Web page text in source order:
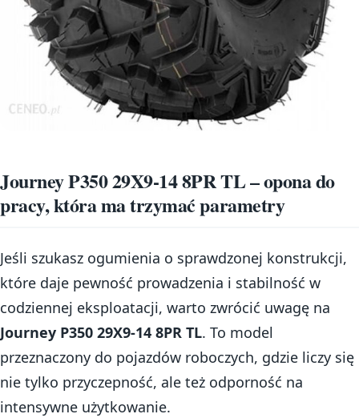
Journey P350 29X9-14 8PR TL – opona do
pracy, która ma trzymać parametry
Jeśli szukasz ogumienia o sprawdzonej konstrukcji,
które daje pewność prowadzenia i stabilność w
codziennej eksploatacji, warto zwrócić uwagę na
Journey P350 29X9-14 8PR TL. To model
przeznaczony do pojazdów roboczych, gdzie liczy się
nie tylko przyczepność, ale też odporność na
intensywne użytkowanie.